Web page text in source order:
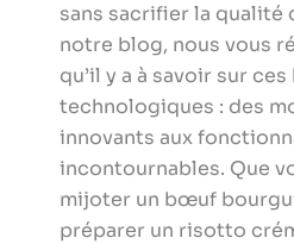
sans sacrifier la qualité
notre blog, nous vous
qu’il y a à savoir sur
technologiques : des
innovants aux
incontournables. Que
mijoter un bœuf
préparer un risotto